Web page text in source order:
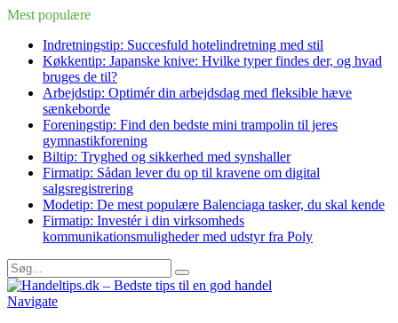
Mest populære
Indretningstip: Succesfuld hotelindretning med stil
Køkkentip: Japanske knive: Hvilke typer findes der, og hvad
bruges de til?
Arbejdstip: Optimér din arbejdsdag med fleksible hæve
sænkeborde
Foreningstip: Find den bedste mini trampolin til jeres
gymnastikforening
Biltip: Tryghed og sikkerhed med synshaller
Firmatip: Sådan lever du op til kravene om digital
salgsregistrering
Modetip: De mest populære Balenciaga tasker, du skal kende
Firmatip: Investér i din virksomheds
kommunikationsmuligheder med udstyr fra Poly
Navigate